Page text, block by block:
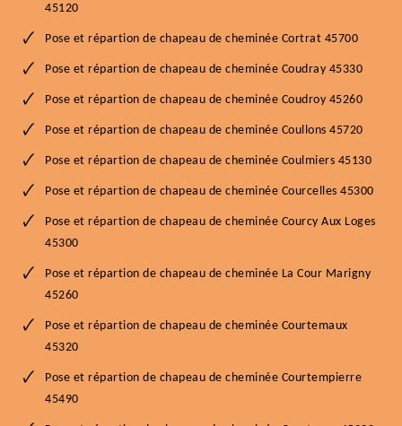
45120
Pose et répartion de chapeau de cheminée Cortrat 45700
Pose et répartion de chapeau de cheminée Coudray 45330
Pose et répartion de chapeau de cheminée Coudroy 45260
Pose et répartion de chapeau de cheminée Coullons 45720
Pose et répartion de chapeau de cheminée Coulmiers 45130
Pose et répartion de chapeau de cheminée Courcelles 45300
Pose et répartion de chapeau de cheminée Courcy Aux Loges
45300
Pose et répartion de chapeau de cheminée La Cour Marigny
45260
Pose et répartion de chapeau de cheminée Courtemaux
45320
Pose et répartion de chapeau de cheminée Courtempierre
45490